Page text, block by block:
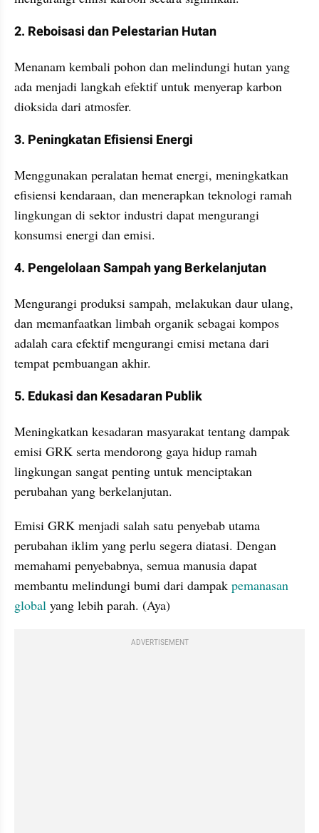
2. Reboisasi dan Pelestarian Hutan
Menanam kembali pohon dan melindungi hutan yang
ada menjadi langkah efektif untuk menyerap karbon
dioksida dari atmosfer.
3. Peningkatan Efisiensi Energi
Menggunakan peralatan hemat energi, meningkatkan
efisiensi kendaraan, dan menerapkan teknologi ramah
lingkungan di sektor industri dapat mengurangi
konsumsi energi dan emisi.
4. Pengelolaan Sampah yang Berkelanjutan
Mengurangi produksi sampah, melakukan daur ulang,
dan memanfaatkan limbah organik sebagai kompos
adalah cara efektif mengurangi emisi metana dari
tempat pembuangan akhir.
5. Edukasi dan Kesadaran Publik
Meningkatkan kesadaran masyarakat tentang dampak
emisi GRK serta mendorong gaya hidup ramah
lingkungan sangat penting untuk menciptakan
perubahan yang berkelanjutan.
Emisi GRK menjadi salah satu penyebab utama
perubahan iklim yang perlu segera diatasi. Dengan
memahami penyebabnya, semua manusia dapat
membantu melindungi bumi dari dampak pemanasan
global yang lebih parah. (Aya)
ADVERTISEMENT